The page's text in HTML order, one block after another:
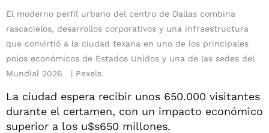
El moderno perfil urbano del centro de Dallas combina
rascacielos, desarrollos corporativos y una infraestructura
que convirtió a la ciudad texana en uno de los principales
polos económicos de Estados Unidos y una de las sedes del
Mundial 2026
Pexels
La ciudad espera recibir unos 650.000 visitantes
durante el certamen, con un impacto económico
superior a los u$s650 millones.